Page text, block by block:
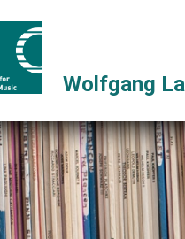
Wolfgang